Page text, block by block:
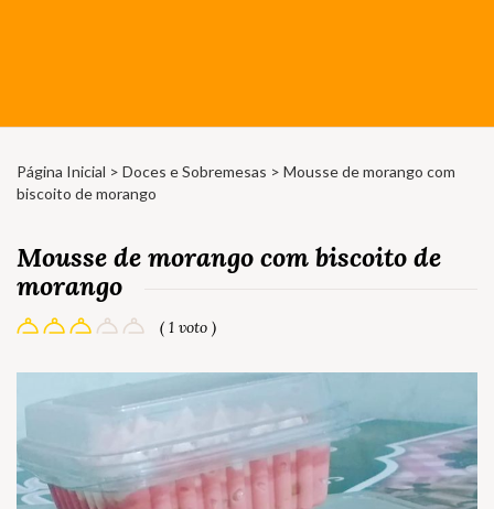
Página Inicial > Doces e Sobremesas > Mousse de morango com
biscoito de morango
Mousse de morango com biscoito de
morango
( 1 voto )